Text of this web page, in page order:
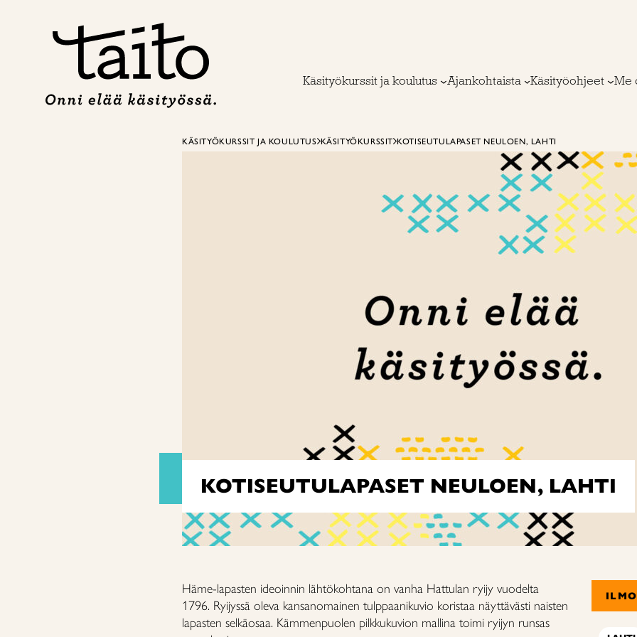
Käsityökurssit ja koulutus Ajankohtaista Käsityöohjeet Me
KÄSITYÖKURSSIT JA KOULUTUS KÄSITYÖKURSSIT KOTISEUTULAPASET NEULOEN, LAHTI
KOTISEUTULAPASET NEULOEN, LAHTI
Häme-lapasten ideoinnin lähtökohtana on vanha Hattulan ryijy vuodelta
1796. Ryijyssä oleva kansanomainen tulppaanikuvio koristaa näyttävästi naisten
lapasten selkäosaa. Kämmenpuolen pilkkukuvion mallina toimi ryijyn runsas